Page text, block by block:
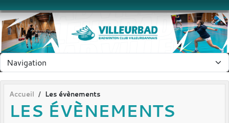
Accueil Les évènements
LES ÉVÈNEMENTS